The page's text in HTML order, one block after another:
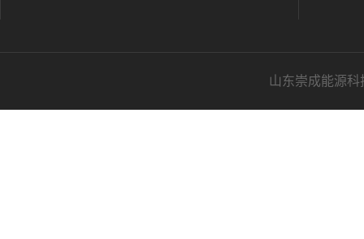
山东崇成能源